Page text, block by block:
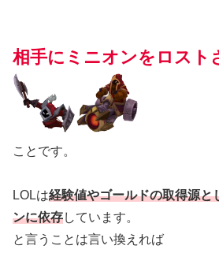
相手にミニオンをロスト
ことです。
LOLは経験値やゴールドの取得源と
ンに依存しています。
と言うことは言い換えれば